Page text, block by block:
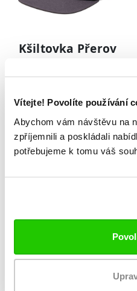
Vítejte! Povolíte používání
Abychom vám návštěvu na
zpříjemnili a poskládali
potřebujeme k tomu váš
Kšiltovka Přerov
NOVINKA
Kulich Přerov bez